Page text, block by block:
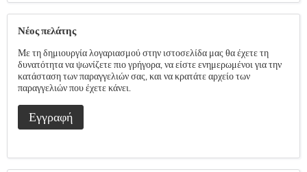
Νέος πελάτης
Με τη δημιουργία λογαριασμού στην ιστοσελίδα μας θα έχετε τη
δυνατότητα να ψωνίζετε πιο γρήγορα, να είστε ενημερωμένοι για την
κατάσταση των παραγγελιών σας, και να κρατάτε αρχείο των
παραγγελιών που έχετε κάνει.
Εγγραφή